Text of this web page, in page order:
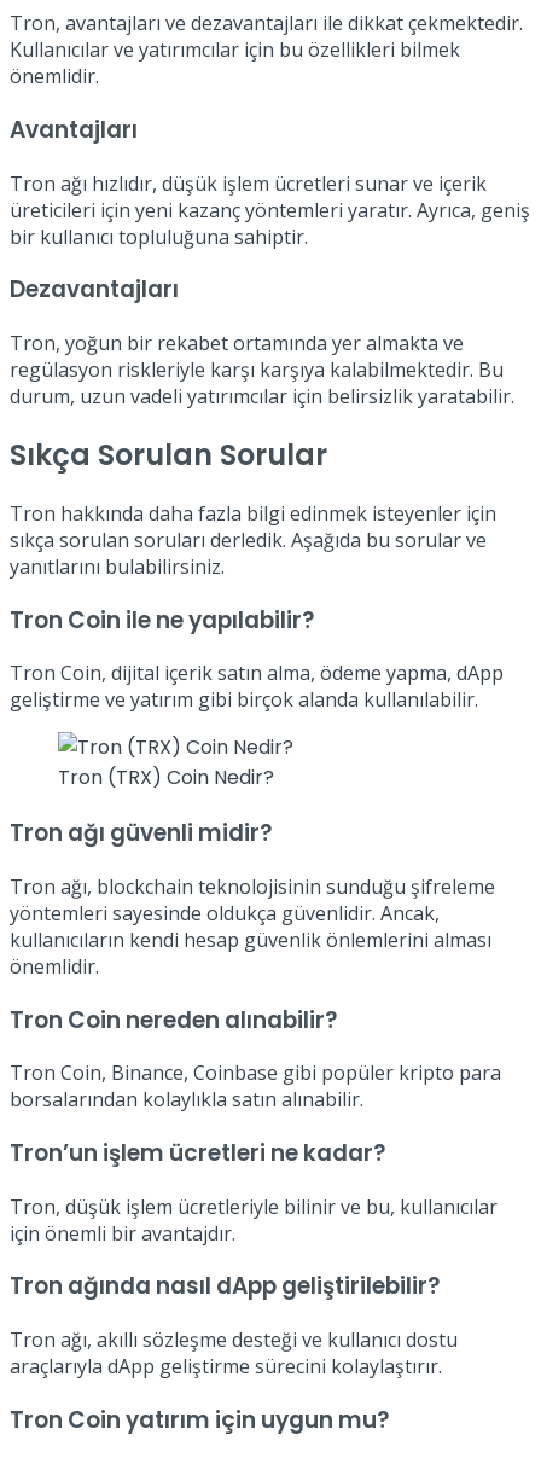
Tron, avantajları ve dezavantajları ile dikkat çekmektedir.
Kullanıcılar ve yatırımcılar için bu özellikleri bilmek
önemlidir.
Avantajları
Tron ağı hızlıdır, düşük işlem ücretleri sunar ve içerik
üreticileri için yeni kazanç yöntemleri yaratır. Ayrıca, geniş
bir kullanıcı topluluğuna sahiptir.
Dezavantajları
Tron, yoğun bir rekabet ortamında yer almakta ve
regülasyon riskleriyle karşı karşıya kalabilmektedir. Bu
durum, uzun vadeli yatırımcılar için belirsizlik yaratabilir.
Sıkça Sorulan Sorular
Tron hakkında daha fazla bilgi edinmek isteyenler için
sıkça sorulan soruları derledik. Aşağıda bu sorular ve
yanıtlarını bulabilirsiniz.
Tron Coin ile ne yapılabilir?
Tron Coin, dijital içerik satın alma, ödeme yapma, dApp
geliştirme ve yatırım gibi birçok alanda kullanılabilir.
Tron (TRX) Coin Nedir?
Tron ağı güvenli midir?
Tron ağı, blockchain teknolojisinin sunduğu şifreleme
yöntemleri sayesinde oldukça güvenlidir. Ancak,
kullanıcıların kendi hesap güvenlik önlemlerini alması
önemlidir.
Tron Coin nereden alınabilir?
Tron Coin, Binance, Coinbase gibi popüler kripto para
borsalarından kolaylıkla satın alınabilir.
Tron’un işlem ücretleri ne kadar?
Tron, düşük işlem ücretleriyle bilinir ve bu, kullanıcılar
için önemli bir avantajdır.
Tron ağında nasıl dApp geliştirilebilir?
Tron ağı, akıllı sözleşme desteği ve kullanıcı dostu
araçlarıyla dApp geliştirme sürecini kolaylaştırır.
Tron Coin yatırım için uygun mu?